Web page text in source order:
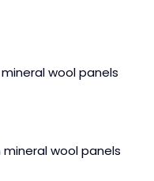
wool panels
wool panels